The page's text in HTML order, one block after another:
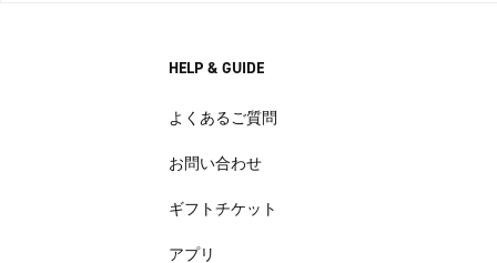
HELP & GUIDE
よくあるご質問
お問い合わせ
ギフトチケット
アプリ